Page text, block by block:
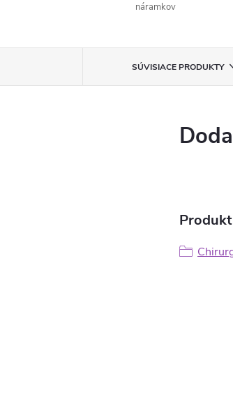
náramkov
SÚVISIACE PRODUKTY